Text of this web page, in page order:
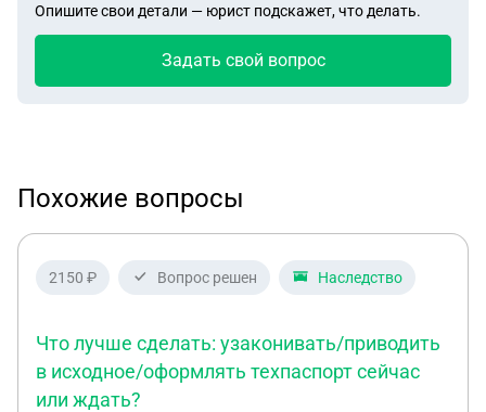
Опишите свои детали — юрист подскажет, что делать.
Задать свой вопрос
Похожие вопросы
2150 ₽ Вопрос решен Наследство
Что лучше сделать: узаконивать/приводить
в исходное/оформлять техпаспорт сейчас
или ждать?